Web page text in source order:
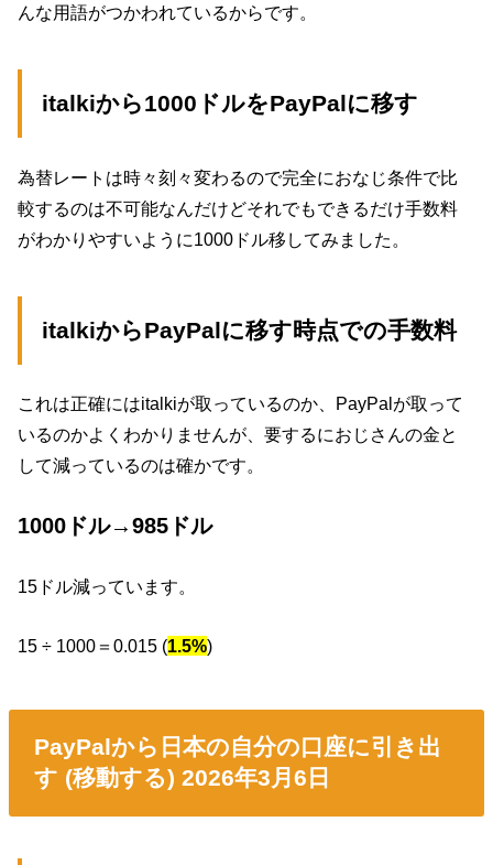
んな用語がつかわれているからです。
italkiから1000ドルをPayPalに移す
為替レートは時々刻々変わるので完全におなじ条件で比
較するのは不可能なんだけどそれでもできるだけ手数料
がわかりやすいように1000ドル移してみました。
italkiからPayPalに移す時点での手数料
これは正確にはitalkiが取っているのか、PayPalが取って
いるのかよくわかりませんが、要するにおじさんの金と
して減っているのは確かです。
1000ドル→985ドル
15ドル減っています。
15 ÷ 1000＝0.015 (1.5%)
PayPalから日本の自分の口座に引き出
す (移動する) 2026年3月6日